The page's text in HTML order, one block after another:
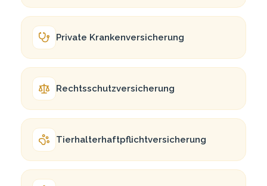
Pri­va­te Krankenversicherung
Rechtsschutz­versicherung
Tierhalterhaftpflicht­versicherung